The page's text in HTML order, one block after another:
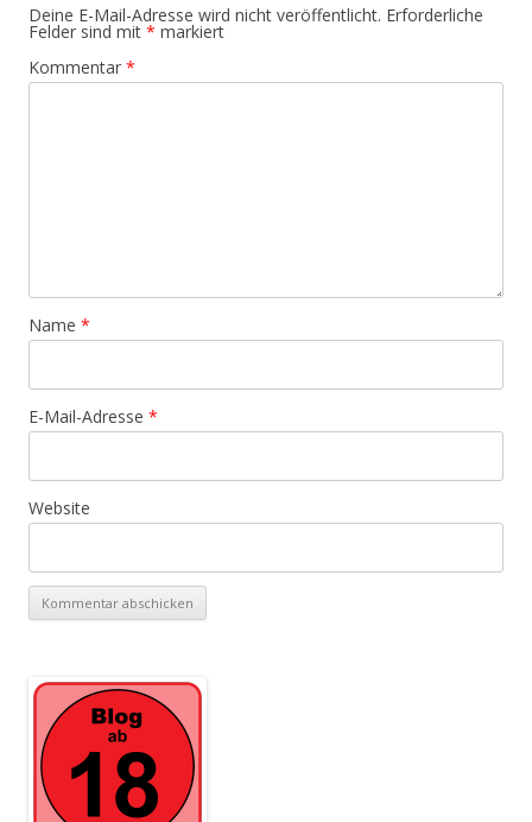
Deine E-Mail-Adresse wird nicht veröffentlicht. Erforderliche
Felder sind mit * markiert
Kommentar *
Name *
E-Mail-Adresse *
Website